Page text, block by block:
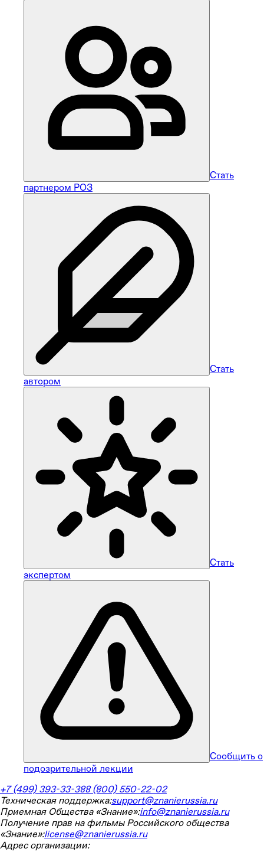
Стать
партнером РОЗ
Стать
автором
Стать
экспертом
Сообщить о
подозрительной лекции
+7 (499) 393-33-388 (800) 550-22-02
Техническая поддержка:support@znanierussia.ru
Приемная Общества «Знание»:info@znanierussia.ru
Получение прав на фильмы Российского общества
«Знание»:license@znanierussia.ru
Адрес организации: